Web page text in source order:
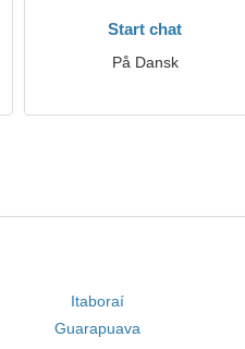
Start chat
På Dansk
Itaboraí
Guarapuava